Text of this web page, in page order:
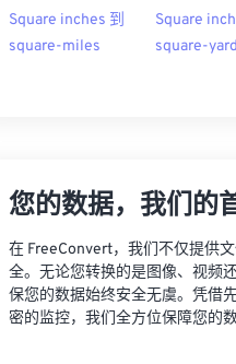
Square inches 到
square-miles
Square
square-
您的数据，我们的
在 FreeConvert，我们不仅提供
全。无论您转换的是图像、视频
保您的数据始终安全无虞。凭借
密的监控，我们全方位保障您的数